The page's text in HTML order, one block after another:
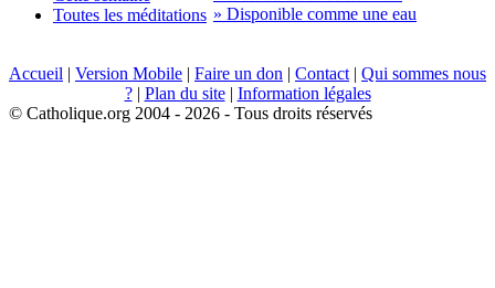
Toutes les méditations » Disponible comme une eau
Accueil | Version Mobile | Faire un don | Contact | Qui sommes nous
?| Plan du site| Information légales
© Catholique.org 2004 - 2026 - Tous droits réservés